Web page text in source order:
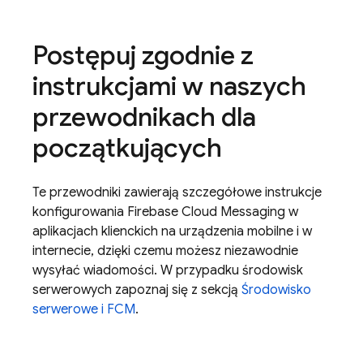
Postępuj zgodnie z
instrukcjami w naszych
przewodnikach dla
początkujących
Te przewodniki zawierają szczegółowe instrukcje
konfigurowania Firebase Cloud Messaging w
aplikacjach klienckich na urządzenia mobilne i w
internecie, dzięki czemu możesz niezawodnie
wysyłać wiadomości. W przypadku środowisk
serwerowych zapoznaj się z sekcją Środowisko
serwerowe i FCM.